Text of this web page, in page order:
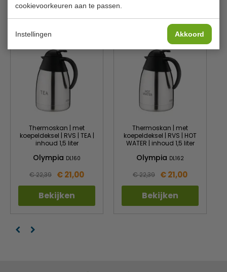
cookievoorkeuren aan te passen.
Instellingen Akkoord
Is dit iets voor jou?
Thermoskan | met
koepeldeksel | RVS | TEA |
inhoud 1,5 liter
Olympia DL160
€ 22,39 € 21,00
Bekijken
Thermoskan | met
koepeldeksel | RVS | HOT
WATER | inhoud 1,5 liter
Olympia DL162
€ 22,39 € 21,00
Bekijken